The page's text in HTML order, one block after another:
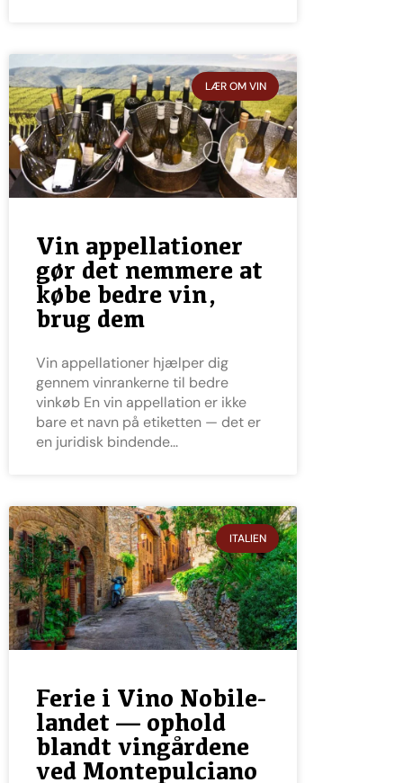
LÆR OM VIN
Vin appellationer
gør det nemmere at
købe bedre vin,
brug dem
Vin appellationer hjælper dig
gennem vinrankerne til bedre
vinkøb En vin appellation er ikke
bare et navn på etiketten — det er
en juridisk bindende
ITALIEN
Ferie i Vino Nobile-
landet — ophold
blandt vingårdene
ved Montepulciano